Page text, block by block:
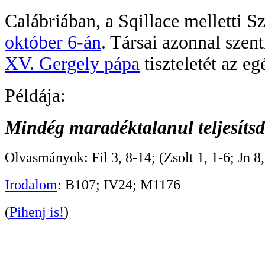
Calábriában, a Sqillace melletti
október 6-án. Társai azonnal
XV. Gergely pápa tiszteletét az
Példája:
Mindég maradéktalanul
Olvasmányok: Fil 3, 8-14; (Zsolt 1, 1-6; Jn
Irodalom: B107; IV24; M1176
(Pihenj is!)